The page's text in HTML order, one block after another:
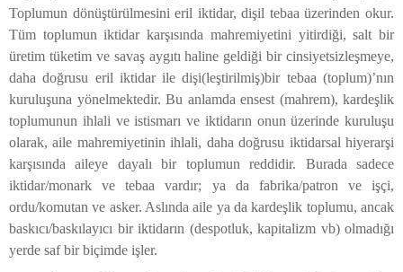
Toplumun dönüştürülmesini eril iktidar, dişil tebaa üzerinden okur.
Tüm toplumun iktidar karşısında mahremiyetini yitirdiği, salt bir
üretim tüketim ve savaş aygıtı haline geldiği bir cinsiyetsizleşmeye,
daha doğrusu eril iktidar ile dişi(leştirilmiş)bir tebaa (toplum)’nın
kuruluşuna yönelmektedir. Bu anlamda ensest (mahrem), kardeşlik
toplumunun ihlali ve istismarı ve iktidarın onun üzerinde kuruluşu
olarak, aile mahremiyetinin ihlali, daha doğrusu iktidarsal hiyerarşi
karşısında aileye dayalı bir toplumun reddidir. Burada sadece
iktidar/monark ve tebaa vardır; ya da fabrika/patron ve işçi,
ordu/komutan ve asker. Aslında aile ya da kardeşlik toplumu, ancak
baskıcı/baskılayıcı bir iktidarın (despotluk, kapitalizm vb) olmadığı
yerde saf bir biçimde işler.